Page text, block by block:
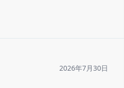
2026年7月30日